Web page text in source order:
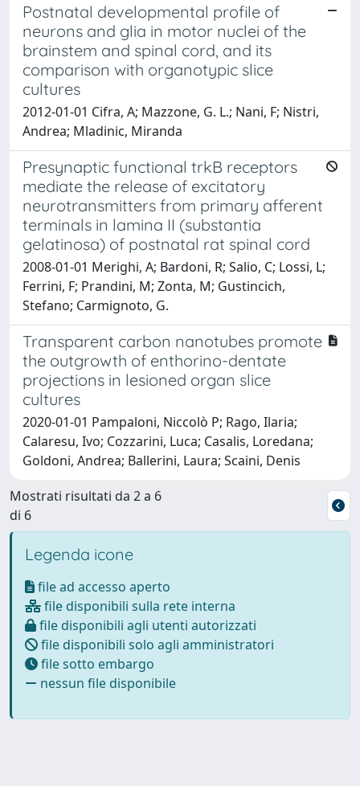
Postnatal developmental profile of
neurons and glia in motor nuclei of the
brainstem and spinal cord, and its
comparison with organotypic slice
cultures
2012-01-01 Cifra, A; Mazzone, G. L.; Nani, F; Nistri,
Andrea; Mladinic, Miranda
Presynaptic functional trkB receptors
mediate the release of excitatory
neurotransmitters from primary afferent
terminals in lamina II (substantia
gelatinosa) of postnatal rat spinal cord
2008-01-01 Merighi, A; Bardoni, R; Salio, C; Lossi, L;
Ferrini, F; Prandini, M; Zonta, M; Gustincich,
Stefano; Carmignoto, G.
Transparent carbon nanotubes promote
the outgrowth of enthorino-dentate
projections in lesioned organ slice
cultures
2020-01-01 Pampaloni, Niccolò P; Rago, Ilaria;
Calaresu, Ivo; Cozzarini, Luca; Casalis, Loredana;
Goldoni, Andrea; Ballerini, Laura; Scaini, Denis
Mostrati risultati da 2 a 6
di 6
Legenda icone
file ad accesso aperto
file disponibili sulla rete interna
file disponibili agli utenti autorizzati
file disponibili solo agli amministratori
file sotto embargo
nessun file disponibile